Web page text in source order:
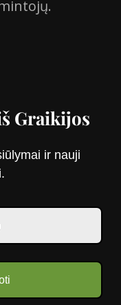
Graikijos
ir nauji